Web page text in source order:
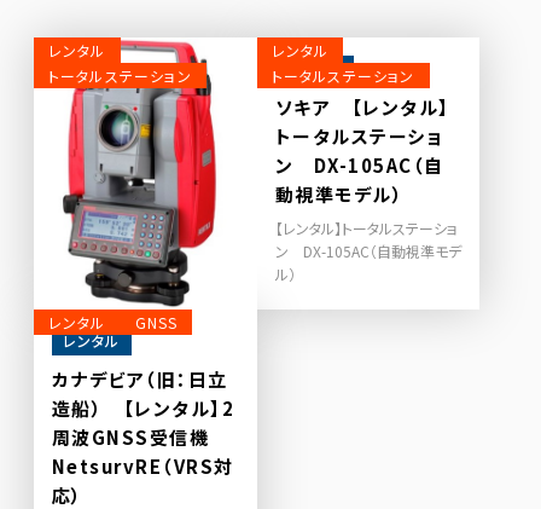
レンタル
トータルステーション
レンタル
【レンタル】 トータ
ルステーション
PENTAX R530NS
PENTAX R530NS
レンタル
トータルステーション
レンタル
ソキア 【レンタル】
トータルステーショ
ン DX-105AC（自
動視準モデル）
【レンタル】トータルステーショ
ン DX-105AC（自動視準モデ
ル）
レンタル
GNSS
レンタル
カナデビア（旧：日立
造船） 【レンタル】2
周波GNSS受信機
NetsurvRE（VRS対
応）